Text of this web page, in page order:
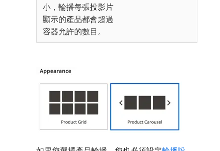
小，輪播每張投影片
顯示的產品都會超過
容器允許的數目。